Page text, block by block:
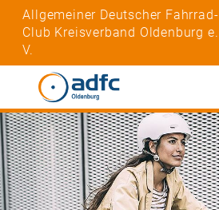
Allgemeiner Deutscher Fahrrad-
Club Kreisverband Oldenburg e.
V.